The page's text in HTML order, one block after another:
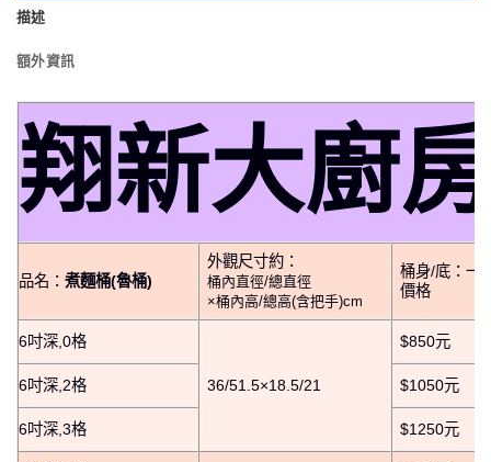
描述
額外資訊
翔新大廚
品名： 煮麵桶(魯桶)
外觀尺寸約：
桶內直徑/總直徑
×桶內高/總高(含把手)cm
桶身/底：一
價格
6吋深,0格
36/51.5×18.5/21
$850元
6吋深,2格 $1050元
6吋深,3格 $1250元